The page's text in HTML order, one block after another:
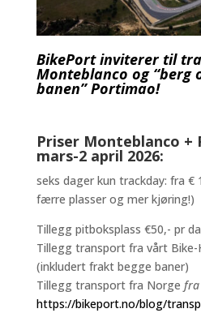
BikePort inviterer til
Monteblanco og “berg
banen” Portimao!
Priser Monteblanco +
mars-2 april 2026:
seks dager kun trackday: fra €
færre plasser og mer kjøring!)
Tillegg pitboksplass €50,- pr
Tillegg transport fra vårt Bike-
(inkludert frakt begge baner)
Tillegg transport fra Norge fra
https://bikeport.no/blog/